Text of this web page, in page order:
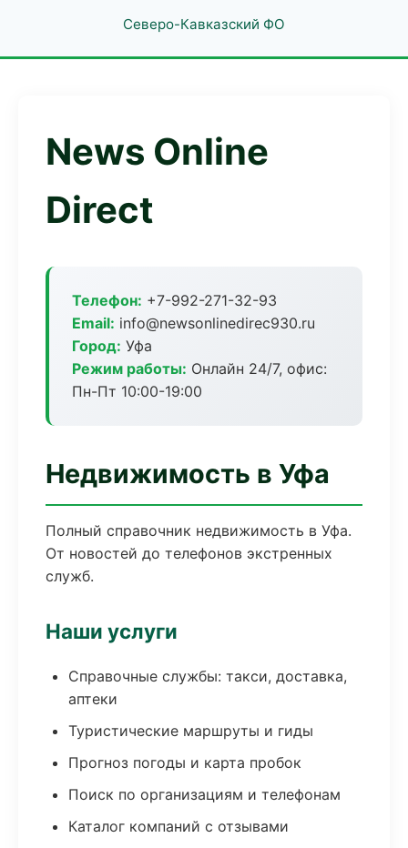
Северо-Кавказский ФО
News Online
Direct
Телефон: +7-992-271-32-93
Email: info@newsonlinedirec930.ru
Город: Уфа
Режим работы: Онлайн 24/7, офис:
Пн-Пт 10:00-19:00
Недвижимость в Уфа
Полный справочник недвижимость в Уфа.
От новостей до телефонов экстренных
служб.
Наши услуги
Справочные службы: такси, доставка,
аптеки
Туристические маршруты и гиды
Прогноз погоды и карта пробок
Поиск по организациям и телефонам
Каталог компаний с отзывами